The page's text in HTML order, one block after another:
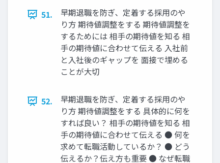
51.
早期退職を防ぎ、定着する採⽤のや
り⽅ 期待値調整をする 期待値調整を
するためには 相⼿の期待値を知る 相
⼿の期待値に合わせて伝える ⼊社前
と⼊社後のギャップを ⾯接で埋める
ことが⼤切
52.
早期退職を防ぎ、定着する採⽤のや
り⽅ 期待値調整をする 具体的に何を
すれば良い？ 相⼿の期待値を知る 相
⼿の期待値に合わせて伝える ● 何を
求めて転職活動しているか？ ● どう
伝えるか？伝え⽅も重要 ● なぜ転職